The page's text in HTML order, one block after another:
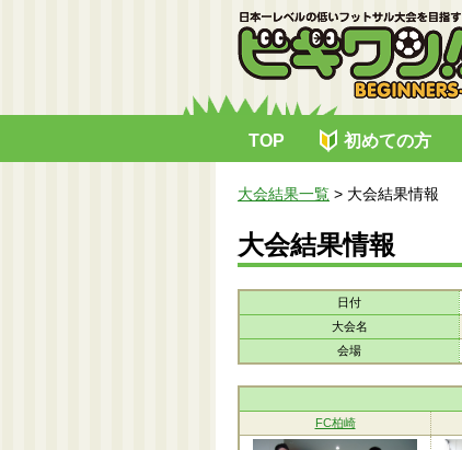
TOP 初めての方
大会結果一覧 > 大会結果情報
大会結果情報
日付
大会名
会場
FC柏崎